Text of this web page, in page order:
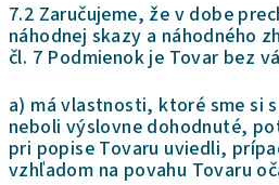
7.2 Zaručujeme, že v dobe
náhodnej skazy a náhodného
čl. 7 Podmienok je Tovar bez
a) má vlastnosti, ktoré sme si
neboli výslovne dohodnuté,
pri popise Tovaru uviedli,
vzhľadom na povahu Tovaru